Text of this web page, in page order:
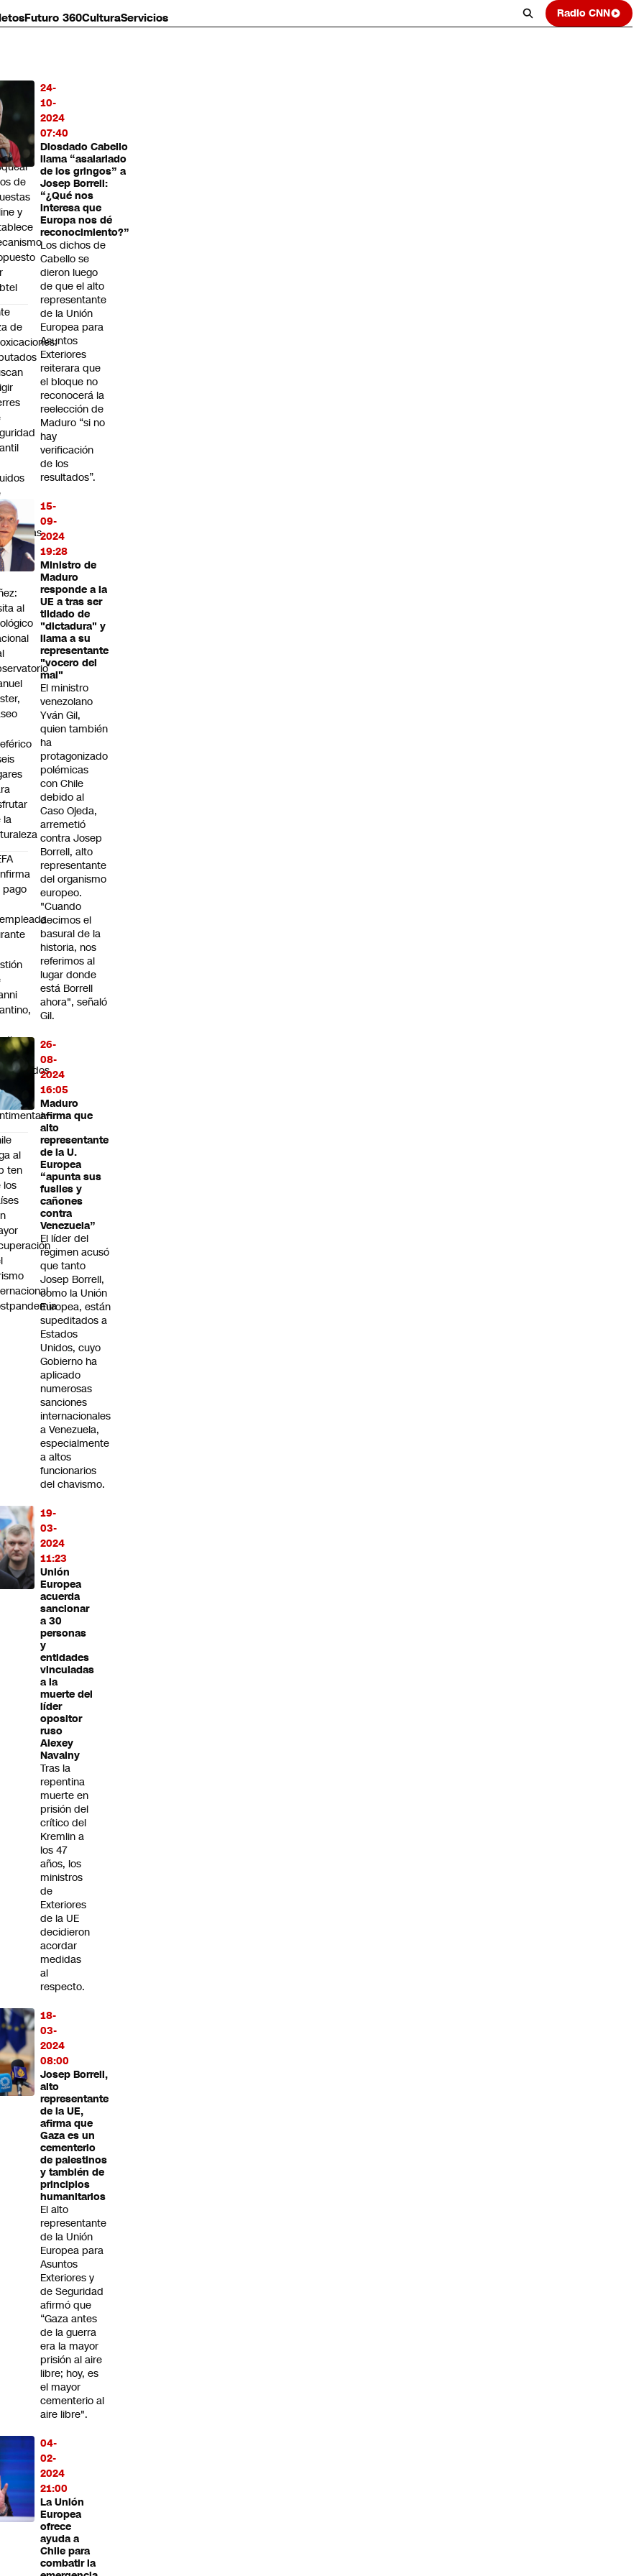
Futuro 360CulturaServicios Radio CNN
24-
10-
2024
07:40
Diosdado Cabello
llama “asalariado
de los gringos” a
Josep Borrell:
“¿Qué nos
interesa que
Europa nos dé
reconocimiento?”
Los dichos de
Cabello se
dieron luego
de que el alto
representante
de la Unión
Europea para
Asuntos
Exteriores
reiterara que
el bloque no
reconocerá la
reelección de
Maduro “si no
hay
verificación
de los
resultados”.
15-
09-
2024
19:28
Ministro de
Maduro
responde a la
UE a tras ser
tildado de
"dictadura" y
llama a su
representante
"vocero del
mal"
El ministro
venezolano
Yván Gil,
quien también
ha
protagonizado
polémicas
con Chile
debido al
Caso Ojeda,
arremetió
contra Josep
Borrell, alto
representante
del organismo
europeo.
"Cuando
decimos el
basural de la
historia, nos
referimos al
lugar donde
está Borrell
ahora", señaló
Gil.
26-
08-
2024
16:05
Maduro
afirma que
alto
representante
de la U.
Europea
“apunta sus
fusiles y
cañones
contra
Venezuela”
El líder del
régimen acusó
que tanto
Josep Borrell,
como la Unión
Europea, están
supeditados a
Estados
Unidos, cuyo
Gobierno ha
aplicado
numerosas
sanciones
internacionales
a Venezuela,
especialmente
a altos
funcionarios
del chavismo.
19-
03-
2024
11:23
Unión
Europea
acuerda
sancionar
a 30
personas
y
entidades
vinculadas
a la
muerte del
líder
opositor
ruso
Alexey
Navalny
Tras la
repentina
muerte en
prisión del
crítico del
Kremlin a
los 47
años, los
ministros
de
Exteriores
de la UE
decidieron
acordar
medidas
al
respecto.
18-
03-
2024
08:00
Josep Borrell,
alto
representante
de la UE,
afirma que
Gaza es un
cementerio
de palestinos
y también de
principios
humanitarios
El alto
representante
de la Unión
Europea para
Asuntos
Exteriores y
de Seguridad
afirmó que
“Gaza antes
de la guerra
era la mayor
prisión al aire
libre; hoy, es
el mayor
cementerio al
aire libre".
04-
02-
2024
21:00
La Unión
Europea
ofrece
ayuda a
Chile para
combatir la
de
y
de
el
de
al
la
pago
al
ten
los